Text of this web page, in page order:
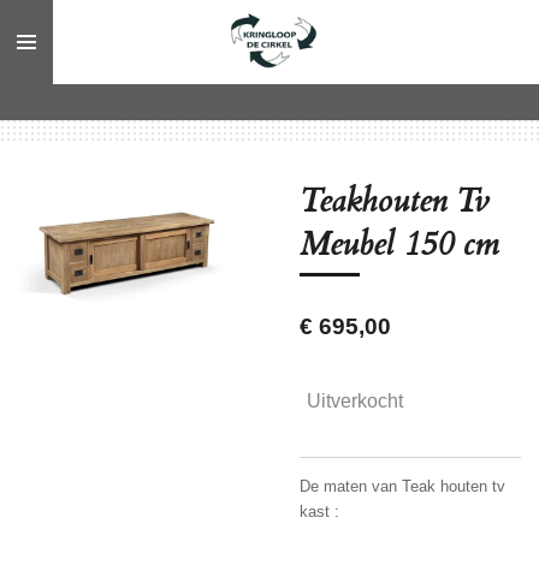
direct
hoofdinhoud
Teakhouten Tv
Meubel 150 cm
€ 695,00
Uitverkocht
De maten van Teak houten tv
kast :